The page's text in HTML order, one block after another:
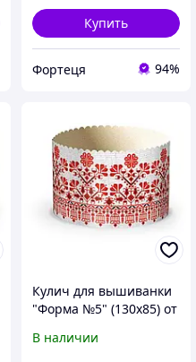
Купить
Фортеця 94%
Кулич для вышиванки
"Форма №5" (130х85) от
В наличии